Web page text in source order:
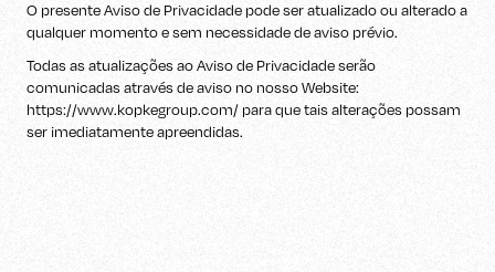
O presente Aviso de Privacidade pode ser atualizado ou alterado a
qualquer momento e sem necessidade de aviso prévio.
Todas as atualizações ao Aviso de Privacidade serão
comunicadas através de aviso no nosso Website:
https://www.kopkegroup.com/ para que tais alterações possam
ser imediatamente apreendidas.